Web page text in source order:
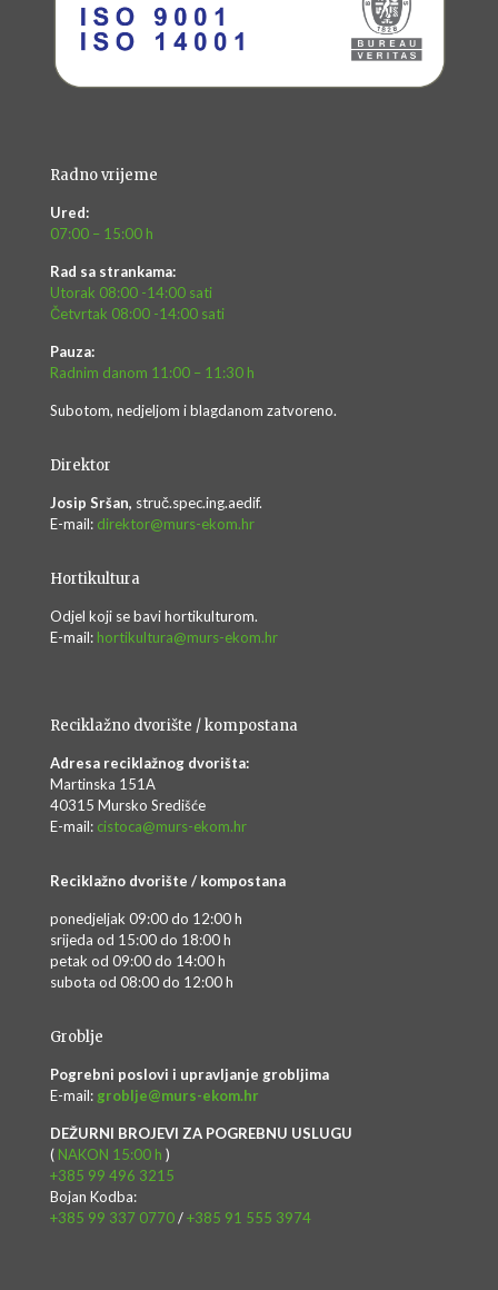
Radno vrijeme
Ured:
07:00 – 15:00 h
Rad sa strankama:
Utorak 08:00 -14:00 sati
Četvrtak 08:00 -14:00 sati
Pauza:
Radnim danom 11:00 – 11:30 h
Subotom, nedjeljom i blagdanom zatvoreno.
Direktor
Josip Sršan, struč.spec.ing.aedif.
E-mail: direktor@murs-ekom.hr
Hortikultura
Odjel koji se bavi hortikulturom.
E-mail: hortikultura@murs-ekom.hr
Reciklažno dvorište / kompostana
Adresa reciklažnog dvorišta:
Martinska 151A
40315 Mursko Središće
E-mail: cistoca@murs-ekom.hr
Reciklažno dvorište / kompostana
ponedjeljak 09:00 do 12:00 h
srijeda od 15:00 do 18:00 h
petak od 09:00 do 14:00 h
subota od 08:00 do 12:00 h
Groblje
Pogrebni poslovi i upravljanje grobljima
E-mail: groblje@murs-ekom.hr
DEŽURNI BROJEVI ZA POGREBNU USLUGU
( NAKON 15:00 h )
+385 99 496 3215
Bojan Kodba:
+385 99 337 0770/+385 91 555 3974